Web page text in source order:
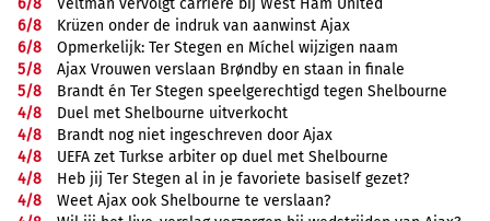
6/8
Krüzen onder de indruk van aanwinst Ajax
6/8
Opmerkelijk: Ter Stegen en Míchel wijzigen naam
5/8
Ajax Vrouwen verslaan Brøndby en staan in finale
5/8
Brandt én Ter Stegen speelgerechtigd tegen Shelbourne
4/8
Duel met Shelbourne uitverkocht
4/8
Brandt nog niet ingeschreven door Ajax
4/8
UEFA zet Turkse arbiter op duel met Shelbourne
4/8
Heb jij Ter Stegen al in je favoriete basiself gezet?
4/8
Weet Ajax ook Shelbourne te verslaan?